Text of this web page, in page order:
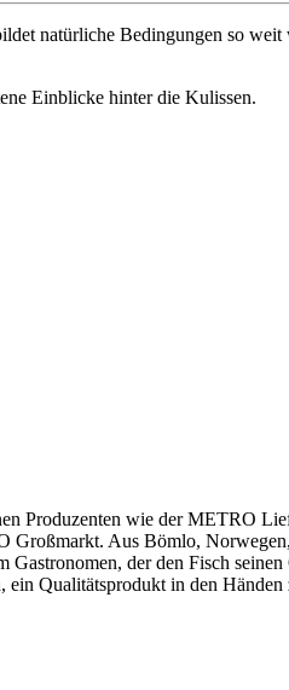
natürliche Bedingungen so
Einblicke hinter die Kulissen.
Produzenten wie der METRO
Großmarkt. Aus Bömlo,
der den Fisch
ein Qualitätsprodukt in den Händen